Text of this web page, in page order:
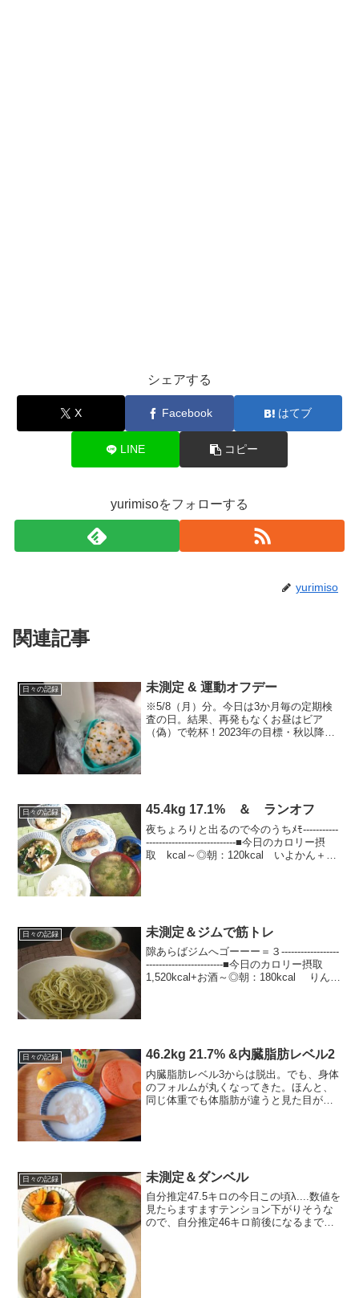
シェアする
X Facebook はてブ
LINE コピー
yurimisoをフォローする
yurimiso
関連記事
日々の記録 未測定 & 運動オフデー
※5/8（月）分。今日は3か月毎の定期検
査の日。結果、再発もなくお昼はビア
（偽）で乾杯！2023年の目標・秋以降の
日々の記録 45.4kg 17.1% ＆ ランオフ
夜ちょろりと出るので今のうちﾒﾓ-----------
----------------------------■今日のカロリー摂
取 kcal～◎朝：120kcal いよかん＋ヨ
日々の記録 未測定＆ジムで筋トレ
隙あらばジムへゴーーー＝３------------------
------------------------■今日のカロリー摂取
1,520kcal+お酒～◎朝：180kcal りんご
日々の記録 46.2kg 21.7% &内臓脂肪レベル2
内臓脂肪レベル3からは脱出。でも、身体
のフォルムが丸くなってきた。ほんと、
同じ体重でも体脂肪が違うと見た目が全
日々の記録 未測定＆ダンベル
自分推定47.5キロの今日この頃λ....数値を
見たらますますテンション下がりそうな
ので、自分推定46キロ前後になるまで未